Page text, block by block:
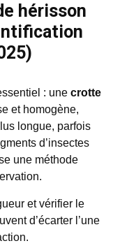
hérisson
: une crotte
et homogène,
longue, parfois
d’insectes
une méthode
et vérifier le
d’écarter l’une